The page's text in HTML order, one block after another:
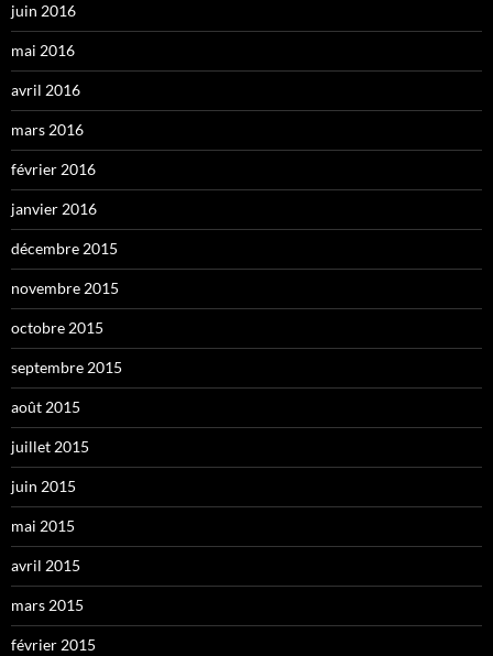
juin 2016
mai 2016
avril 2016
mars 2016
février 2016
janvier 2016
décembre 2015
novembre 2015
octobre 2015
septembre 2015
août 2015
juillet 2015
juin 2015
mai 2015
avril 2015
mars 2015
février 2015